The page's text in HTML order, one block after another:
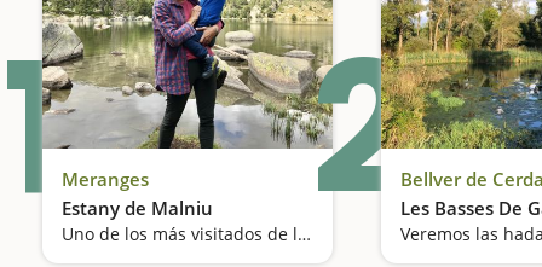
1 Meranges
Estany de Malniu
Uno de los más visitados de la Cerdanya2Bellver de
Les Basses De
Veremos las